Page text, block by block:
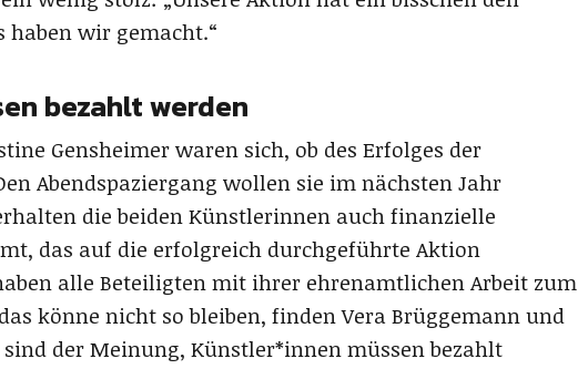
haben wir gemacht.“
bezahlt werden
Gensheimer waren sich, ob des Erfolges der
Abendspaziergang wollen sie im nächsten Jahr
die beiden Künstlerinnen auch finanzielle
das auf die erfolgreich durchgeführte Aktion
alle Beteiligten mit ihrer ehrenamtlichen Arbeit zum
könne nicht so bleiben, finden Vera Brüggemann und
der Meinung, Künstler*innen müssen bezahlt